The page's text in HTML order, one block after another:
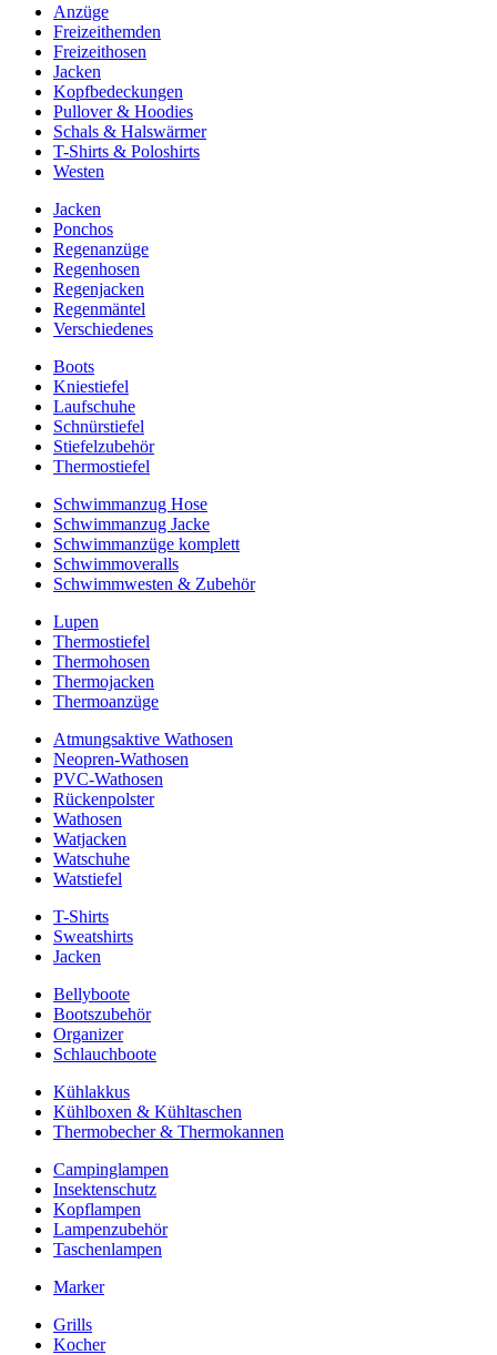
Anzüge
Freizeithemden
Freizeithosen
Jacken
Kopfbedeckungen
Pullover & Hoodies
Schals & Halswärmer
T-Shirts & Poloshirts
Westen
Jacken
Ponchos
Regenanzüge
Regenhosen
Regenjacken
Regenmäntel
Verschiedenes
Boots
Kniestiefel
Laufschuhe
Schnürstiefel
Stiefelzubehör
Thermostiefel
Schwimmanzug Hose
Schwimmanzug Jacke
Schwimmanzüge komplett
Schwimmoveralls
Schwimmwesten & Zubehör
Lupen
Thermostiefel
Thermohosen
Thermojacken
Thermoanzüge
Atmungsaktive Wathosen
Neopren-Wathosen
PVC-Wathosen
Rückenpolster
Wathosen
Watjacken
Watschuhe
Watstiefel
T-Shirts
Sweatshirts
Jacken
Bellyboote
Bootszubehör
Organizer
Schlauchboote
Kühlakkus
Kühlboxen & Kühltaschen
Thermobecher & Thermokannen
Campinglampen
Insektenschutz
Kopflampen
Lampenzubehör
Taschenlampen
Marker
Grills
Kocher